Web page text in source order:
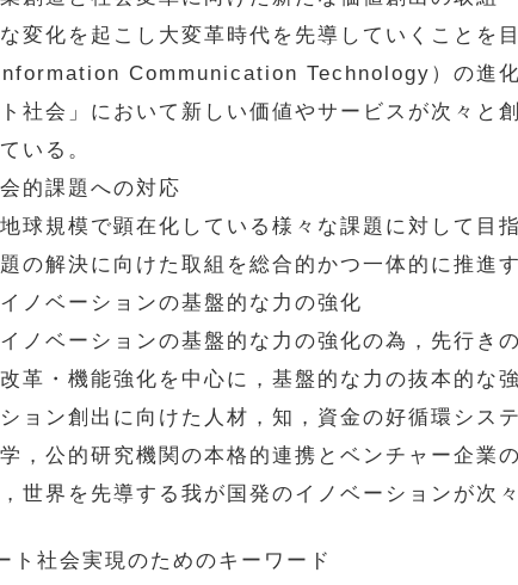
変化を起こし大変革時代を先導していくことを
Communication Technology）の進
ト社会」において新しい価値やサービスが次々
いる。
的課題への対応
球規模で顕在化している様々な課題に対して目
の解決に向けた取組を総合的かつ一体的に推進
ノベーションの基盤的な力の強化
ノベーションの基盤的な力の強化の為，先行き
革・機能強化を中心に，基盤的な力の抜本的な
ション創出に向けた人材，知，資金の好循環シス
，公的研究機関の本格的連携とベンチャー企業
世界を先導する我が国発のイノベーションが次
社会実現のためのキーワード